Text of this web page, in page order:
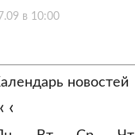
в 10:00
новостей
‹